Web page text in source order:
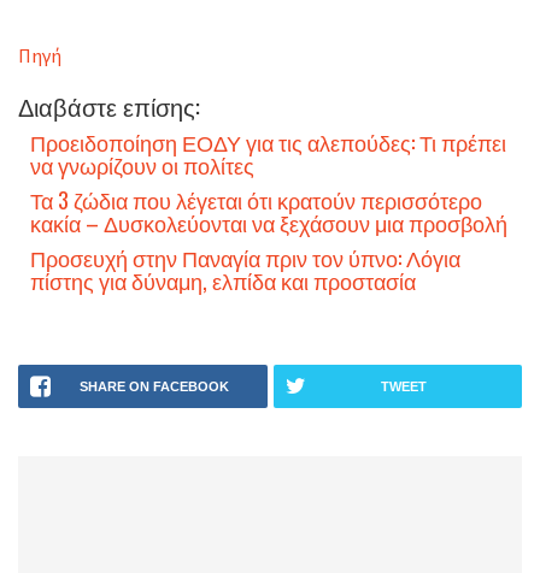
Πηγή
Διαβάστε επίσης:
Προειδοποίηση ΕΟΔΥ για τις αλεπούδες: Τι πρέπει
να γνωρίζουν οι πολίτες
Τα 3 ζώδια που λέγεται ότι κρατούν περισσότερο
κακία – Δυσκολεύονται να ξεχάσουν μια προσβολή
Προσευχή στην Παναγία πριν τον ύπνο: Λόγια
πίστης για δύναμη, ελπίδα και προστασία
SHARE ON FACEBOOK TWEET